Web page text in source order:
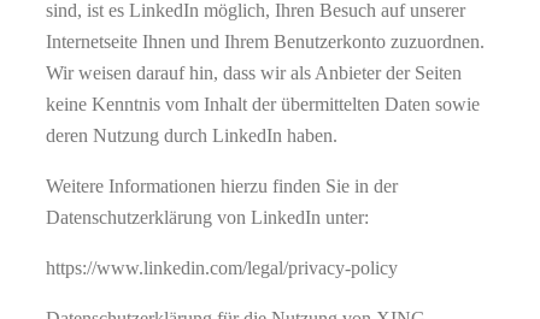
sind, ist es LinkedIn möglich, Ihren Besuch auf unserer
Internetseite Ihnen und Ihrem Benutzerkonto zuzuordnen.
Wir weisen darauf hin, dass wir als Anbieter der Seiten
keine Kenntnis vom Inhalt der übermittelten Daten sowie
deren Nutzung durch LinkedIn haben.
Weitere Informationen hierzu finden Sie in der
Datenschutzerklärung von LinkedIn unter:
https://www.linkedin.com/legal/privacy-policy